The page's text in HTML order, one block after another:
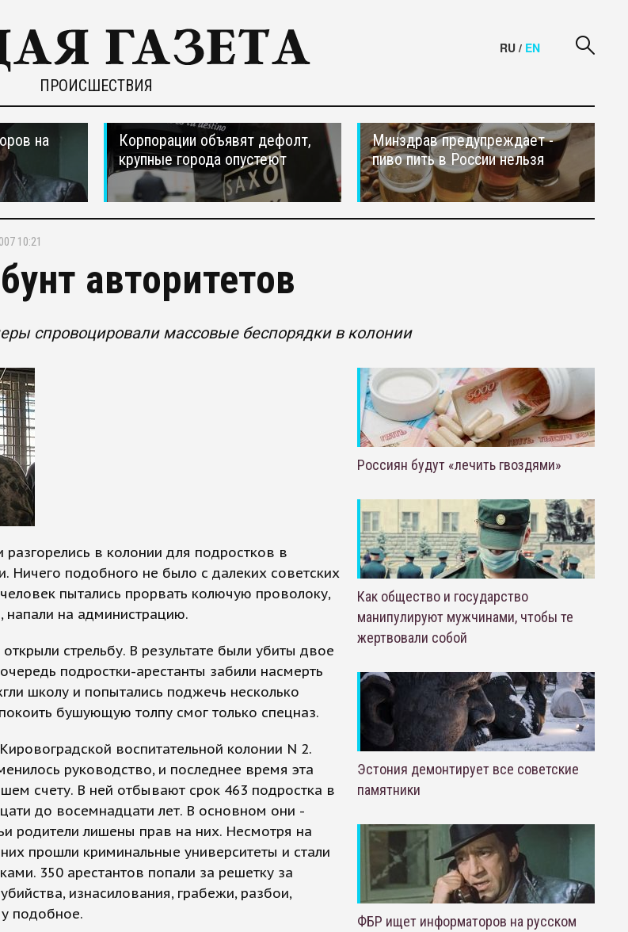
ПРОИСШЕСТВИЯ
RU / EN
на
Корпорации объявят дефолт,
крупные города опустеют
Минздрав предупреждает -
пиво пить в России нельзя
10:21
авторитетов
спровоцировали массовые беспорядки в колонии
в колонии для подростков в
Ничего подобного не было с далеких советских
пытались прорвать колючую проволоку,
напали на администрацию.
стрельбу. В результате были убиты двое
подростки-арестанты забили насмерть
школу и попытались поджечь несколько
бушующую толпу смог только спецназ.
воспитательной колонии N 2.
руководство, и последнее время эта
счету. В ней отбывают срок 463 подростка в
до восемнадцати лет. В основном они -
родители лишены прав на них. Несмотря на
прошли криминальные университеты и стали
350 арестантов попали за решетку за
изнасилования, грабежи, разбои,
подобное.
Россиян будут «лечить гвоздями»
Как общество и государство
манипулируют мужчинами, чтобы те
жертвовали собой
Эстония демонтирует все советские
памятники
ФБР ищет информаторов на русском